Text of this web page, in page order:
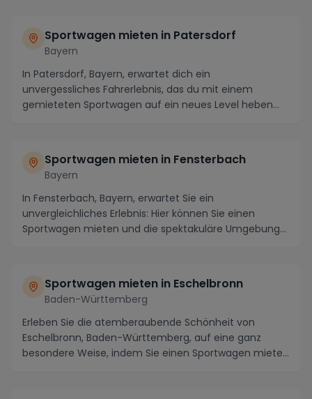
Sportwagen mieten in Patersdorf
Bayern
In Patersdorf, Bayern, erwartet dich ein
unvergessliches Fahrerlebnis, das du mit einem
gemieteten Sportwagen auf ein neues Level heben
Sportwagen mieten in Fensterbach
Bayern
In Fensterbach, Bayern, erwartet Sie ein
unvergleichliches Erlebnis: Hier können Sie einen
Sportwagen mieten und die spektakuläre Umgebung
Sportwagen mieten in Eschelbronn
Baden-Württemberg
Erleben Sie die atemberaubende Schönheit von
Eschelbronn, Baden-Württemberg, auf eine ganz
besondere Weise, indem Sie einen Sportwagen mieten